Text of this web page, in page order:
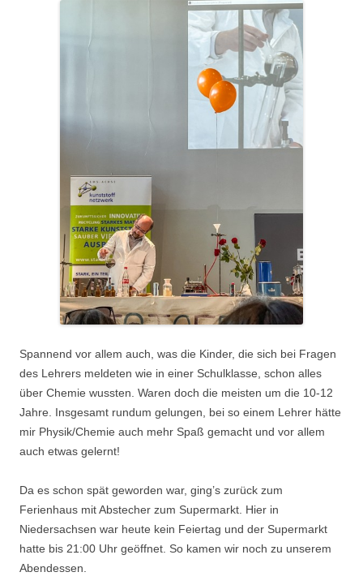
Spannend vor allem auch, was die Kinder, die sich bei Fragen
des Lehrers meldeten wie in einer Schulklasse, schon alles
über Chemie wussten. Waren doch die meisten um die 10-12
Jahre. Insgesamt rundum gelungen, bei so einem Lehrer hätte
mir Physik/Chemie auch mehr Spaß gemacht und vor allem
auch etwas gelernt!
Da es schon spät geworden war, ging’s zurück zum
Ferienhaus mit Abstecher zum Supermarkt. Hier in
Niedersachsen war heute kein Feiertag und der Supermarkt
hatte bis 21:00 Uhr geöffnet. So kamen wir noch zu unserem
Abendessen.